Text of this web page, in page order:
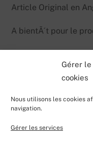
Gérer
cookies
Nous utilisons les cookies
navigation.
Gérer les services
Article Original en
A bientÃ´t pour le